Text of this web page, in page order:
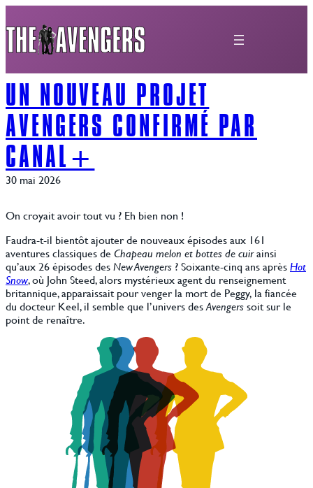
au
contenu
UN NOUVEAU PROJET
AVENGERS CONFIRMÉ PAR
CANAL+
30 mai 2026
On croyait avoir tout vu ? Eh bien non !
Faudra-t-il bientôt ajouter de nouveaux épisodes aux 161
aventures classiques de Chapeau melon et bottes de cuirainsi
qu’aux 26 épisodes desNew Avengers ? Soixante-cinq ans aprèsHot
Snow, où John Steed, alors mystérieux agent du renseignement
britannique, apparaissait pour venger la mort de Peggy, la fiancée
du docteur Keel, il semble que l’univers desAvengerssoit sur le
point de renaître.